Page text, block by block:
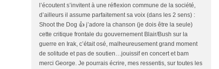
l’écoutent s’invitent à une réflexion commune de la société,
d’ailleurs il assume parfaitement sa voix (dans les 2 sens) :
Shoot the Dog 👍 j’adore la chanson (je dois être la seule)
cette critique frontale du gouvernement Blair/Bush sur la
guerre en Irak, c’était osé, malheureusement grand moment
de solitude et pas de soutien…jouissif en concert et bam
merci George. Je pourrais écrire, mes ressentis, sur toutes les